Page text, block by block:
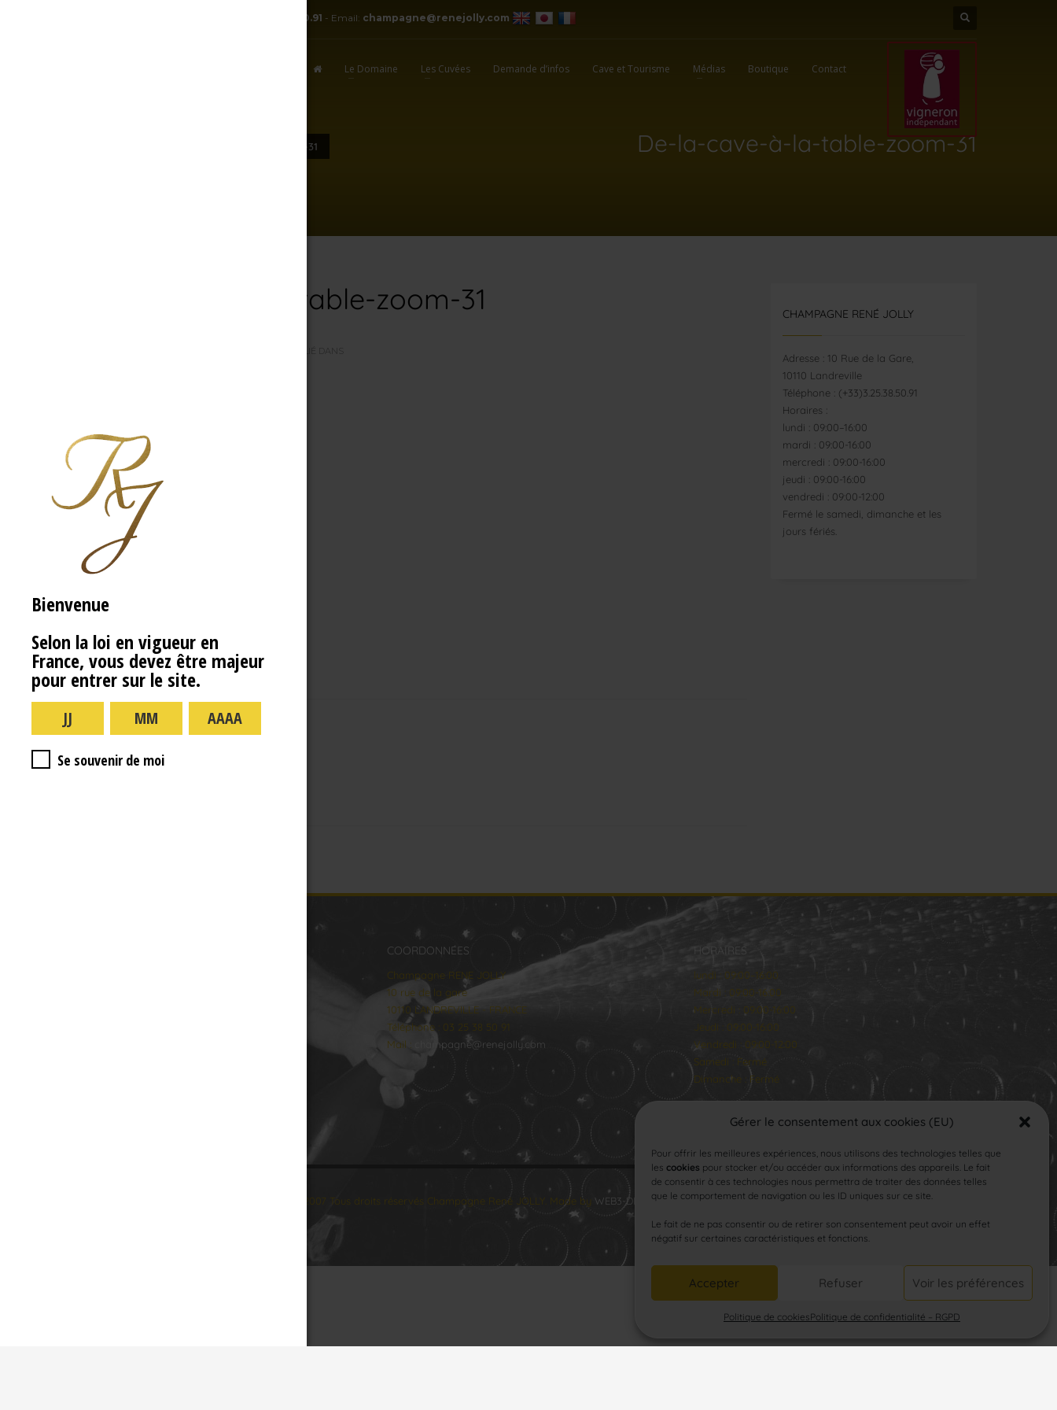
Gérer le consentement aux cookies (EU)
Pour offrir les meilleures expériences, nous utilisons des technologies telles que
les cookies pour stocker et/ou accéder aux informations des appareils. Le fait
de consentir à ces technologies nous permettra de traiter des données telles
que le comportement de navigation ou les ID uniques sur ce site.
Le fait de ne pas consentir ou de retirer son consentement peut avoir un effet
négatif sur certaines caractéristiques et fonctions.
Accepter Refuser Voir les préférences
Politique de cookiesPolitique de confidentialité – RGPD
+ 33.3.25.38.50.91 - Email: champagne@renejolly.com
Le Domaine Les Cuvées Demande d’infos Cave et Tourisme Médias Boutique Contact
DE-LA-CAVE-À-LA-TABLE-ZOOM-31 De-la-cave-à-la-table-zoom-31
De-la-cave-à-la-table-zoom-31 CHAMPAGNE RENÉ JOLLY
Adresse : 10 Rue de la Gare,
10110 Landreville
Téléphone : (+33)3.25.38.50.91
Horaires :
lundi : 09:00–16:00
mardi : 09:00-16:00
mercredi : 09:00-16:00
jeudi : 09:00-16:00
vendredi : 09:00-12:00
Fermé le samedi, dimanche et les
jours fériés.
COORDONNÉES
Champagne RENE JOLLY
10 rue de la gare
10110 LANDREVILLE - FRANCE
Téléphone : 03 25 38 50 91
Mail :
champagne@renejolly.com
HORAIRES
lundi : 09:00–16:00
Mardi : 09:00-16:00
Mercredi : 09:00-16:00
Jeudi : 09:00-16:00
Vendredi : 09:00-12:00
Samedi : Fermé
Dimanche : Fermé
© 2007 Tous droits réservés Champagne René JOLLY. Made by WEB3-DESIGN.
Bienvenue
Selon la loi en vigueur en
France, vous devez être majeur
pour entrer sur le site.
Se souvenir de moi